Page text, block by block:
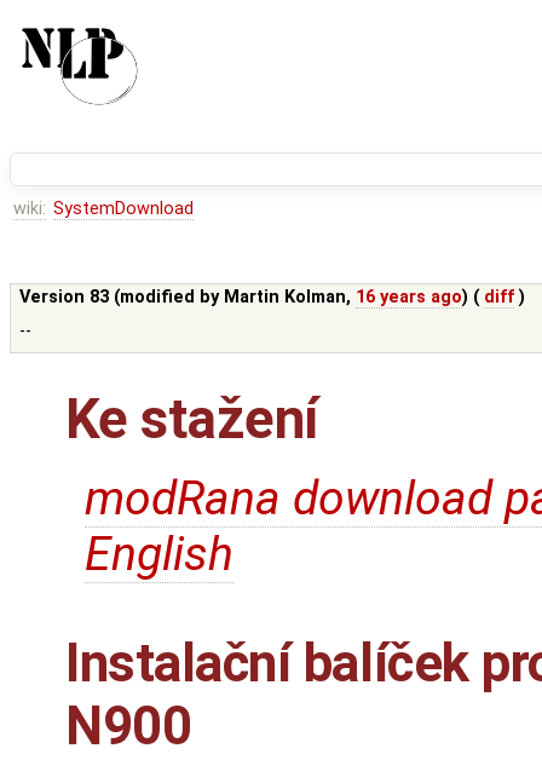
wiki: SystemDownload
Version 83 (modified by Martin Kolman, 16 years ago) ( diff )
--
Ke stažení
modRana download
English
Instalační balíček
N900